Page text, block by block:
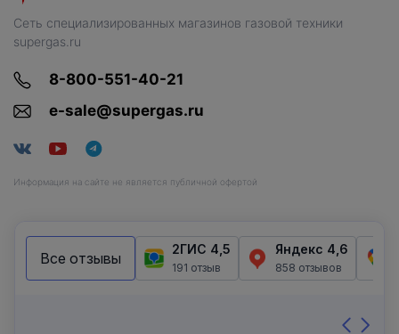
Сеть специализированных магазинов газовой техники
supergas.ru
8-800-551-40-21
e-sale@supergas.ru
Информация на сайте не является публичной офертой